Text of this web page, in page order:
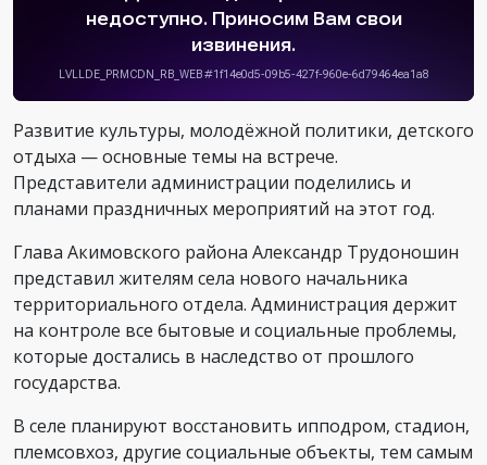
Развитие культуры, молодёжной политики, детского
отдыха — основные темы на встрече.
Представители администрации поделились и
планами праздничных мероприятий на этот год.
Глава Акимовского района Александр Трудоношин
представил жителям села нового начальника
территориального отдела. Администрация держит
на контроле все бытовые и социальные проблемы,
которые достались в наследство от прошлого
государства.
В селе планируют восстановить ипподром, стадион,
племсовхоз, другие социальные объекты, тем самым